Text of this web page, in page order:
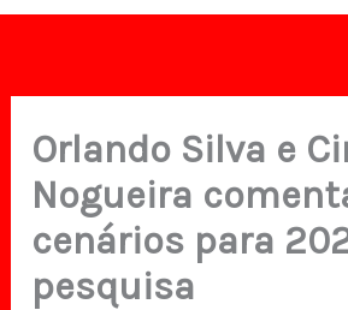
Orlando Silva e
Nogueira
cenários para
pesquisa